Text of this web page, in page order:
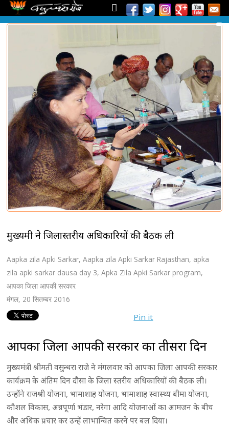
मुख्यमंत्री ने जिलास्तरीय अधिकारियों की बैठक ली
Aapka zila Apki Sarkar,Aapka zila Apki Sarkar Rajasthan, apka
zila apki sarkar dausa day 3,Apka Zila Apki Sarkar program,
आपका जिला आपकी सरकार
मंगल, 20 सितम्बर 2016
Pin it
आपका जिला आपकी सरकार का तीसरा दिन
मुख्यमंत्री श्रीमती वसुन्धरा राजे ने मंगलवार को आपका जिला आपकी सरकार
कार्यक्रम के अंतिम दिन दौसा के जिला स्तरीय अधिकारियों की बैठक ली।
उन्होंने राजश्री योजना, भामाशाह योजना, भामाशाह स्वास्थ्य बीमा योजना,
कौशल विकास, अन्नपूर्णा भंडार, नरेगा आदि योजनाओं का आमजन के बीच
और अधिक प्रचार कर उन्हें लाभान्वित करने पर बल दिया।